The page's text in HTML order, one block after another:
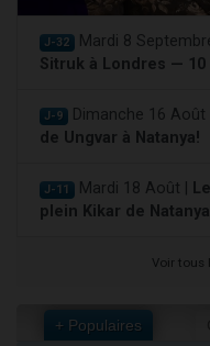
J-32 Mardi 8
Sitruk à Londres — 10
J-9 Dimanche 16 Août |
de Ungvar à Natanya!
J-11 Mardi 18 Août |
plein Kikar de
Voir tous
+ Populaires